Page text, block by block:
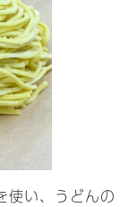
使い、うどんの